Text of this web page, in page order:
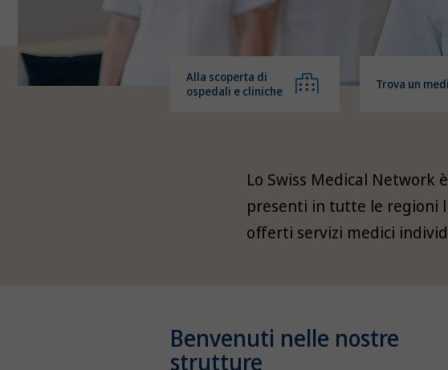
Alla scoperta di
ospedali e cliniche
Trova un
Lo Swiss Medical Network
presenti in tutte le regioni
offerti servizi medici
Benvenuti nelle nostre
strutture